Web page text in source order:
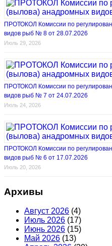
ПРОТОКОЛ Комиссии по
видов рыб № 8 от 28.07.2026
Июль 29, 2026
ПРОТОКОЛ Комиссии по
видов рыб № 7 от 24.07.2026
Июль 24, 2026
ПРОТОКОЛ Комиссии по
видов рыб № 6 от 17.07.2026
Июль 20, 2026
Архивы
Август 2026 (4)
Июль 2026 (17)
Июнь 2026 (15)
Май 2026 (13)